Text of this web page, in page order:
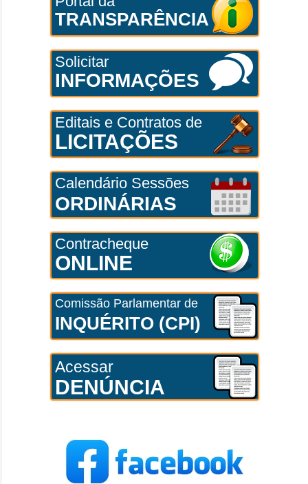
TRANSPARÊNCIA
Solicitar
INFORMAÇÕES
Editais e Contratos de
LICITAÇÕES
Calendário Sessões
ORDINÁRIAS
Contracheque
ONLINE
Comissão Parlamentar de
INQUÉRITO (CPI)
Acessar
DENÚNCIA